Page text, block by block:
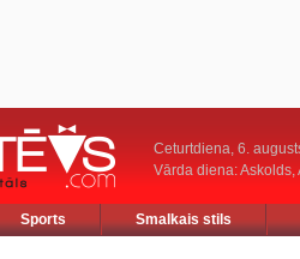
Ceturtdiena, 6.
Vārda diena: Askolds,
Sports Smalkais stils